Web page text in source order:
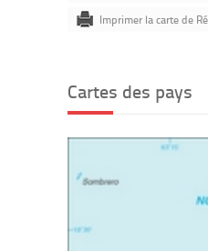
Imprimer la carte de
Cartes des pays